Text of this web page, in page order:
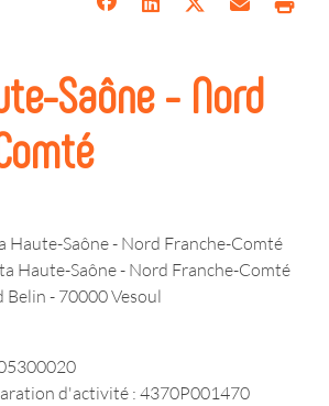
Saône - Nord
Haute-Saône - Nord Franche-Comté
Haute-Saône - Nord Franche-Comté
Belin - 70000 Vesoul
d'activité : 4370P001470